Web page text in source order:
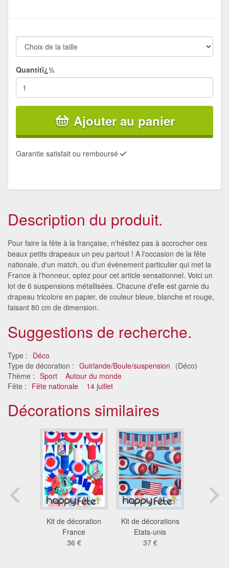
Quantitï¿½
Ajouter au panier
Garantie satisfait ou remboursé
Description du produit.
Pour faire la fête à la française, n'hésitez pas à accrocher ces
beaux petits drapeaux un peu partout ! A l'occasion de la fête
nationale, d'un match, ou d'un évènement particulier qui met la
France à l'honneur, optez pour cet article sensationnel. Voici un
lot de 6 suspensions métallisées. Chacune d'elle est garnie du
drapeau tricolore en papier, de couleur bleue, blanche et rouge,
faisant 80 cm de dimension.
Suggestions de recherche.
Type : Déco
Type de décoration : Guirlande/Boule/suspension (Déco)
Thème : Sport
Autour du monde
Fête : Fête nationale 14 juillet
Décorations similaires
Kit de décoration
France
36 €
Kit de décorations
Etats-unis
37 €